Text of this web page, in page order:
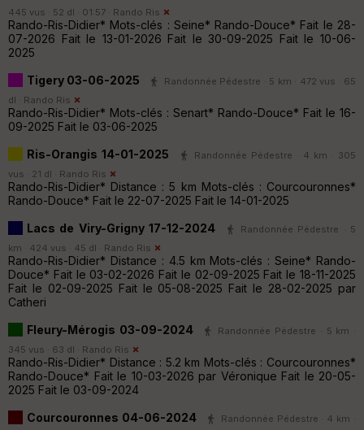
445 vus · 52 dl · 01:57 · Rando Ris
Rando-Ris-Didier* Mots-clés : Seine* Rando-Douce* Fait le 28-
07-2026 Fait le 13-01-2026 Fait le 30-09-2025 Fait le 10-06-
2025
Tigery 03-06-2025
Randonnée Pédestre · 5 km · 472 vus · 65
dl · Rando Ris
Rando-Ris-Didier* Mots-clés : Senart* Rando-Douce* Fait le 16-
09-2025 Fait le 03-06-2025
Ris-Orangis 14-01-2025
Randonnée Pédestre · 4 km · 305
vus · 21 dl · Rando Ris
Rando-Ris-Didier* Distance : 5 km Mots-clés : Courcouronnes*
Rando-Douce* Fait le 22-07-2025 Fait le 14-01-2025
Lacs de Viry-Grigny 17-12-2024
Randonnée Pédestre · 5
km · 424 vus · 45 dl · Rando Ris
Rando-Ris-Didier* Distance : 4.5 km Mots-clés : Seine* Rando-
Douce* Fait le 03-02-2026 Fait le 02-09-2025 Fait le 18-11-2025
Fait le 02-09-2025 Fait le 05-08-2025 Fait le 28-02-2025 par
Catheri
Fleury-Mérogis 03-09-2024
Randonnée Pédestre · 5 km ·
345 vus · 63 dl · Rando Ris
Rando-Ris-Didier* Distance : 5.2 km Mots-clés : Courcouronnes*
Rando-Douce* Fait le 10-03-2026 par Véronique Fait le 20-05-
2025 Fait le 03-09-2024
Courcouronnes 04-06-2024
Randonnée Pédestre · 4 km ·